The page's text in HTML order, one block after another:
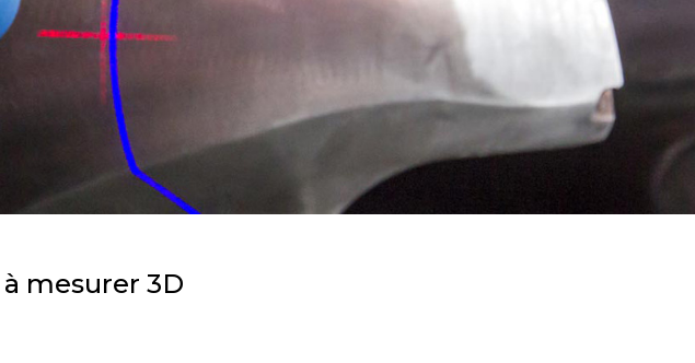
mesurer 3D